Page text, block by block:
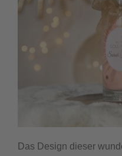
Das Design dieser